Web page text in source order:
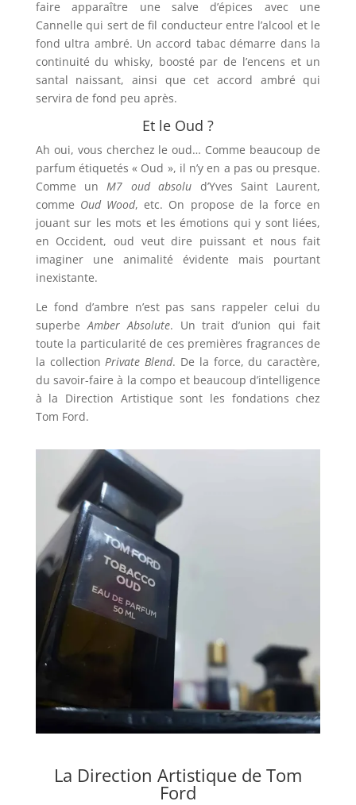
faire apparaître une salve d’épices avec une
Cannelle qui sert de fil conducteur entre l’alcool et le
fond ultra ambré. Un accord tabac démarre dans la
continuité du whisky, boosté par de l’encens et un
santal naissant, ainsi que cet accord ambré qui
servira de fond peu après.
Et le Oud ?
Ah oui, vous cherchez le oud… Comme beaucoup de
parfum étiquetés « Oud », il n’y en a pas ou presque.
Comme unM7 oud absolu d’Yves Saint Laurent,
comme Oud Wood, etc. On propose de la force en
jouant sur les mots et les émotions qui y sont liées,
en Occident, oud veut dire puissant et nous fait
imaginer une animalité évidente mais pourtant
inexistante.
Le fond d’ambre n’est pas sans rappeler celui du
superbeAmber Absolute. Un trait d’union qui fait
toute la particularité de ces premières fragrances de
la collectionPrivate Blend. De la force, du caractère,
du savoir-faire à la compo et beaucoup d’intelligence
à la Direction Artistique sont les fondations chez
Tom Ford.
La Direction Artistique de Tom
Ford